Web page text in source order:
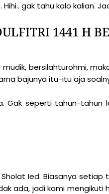
gak tahu kalo kalian.
1441 H
bersilahturohmi,
bajunya itu-itu aja
Gak seperti tahun-
Ied. Biasanya setiap
ada, jadi kami